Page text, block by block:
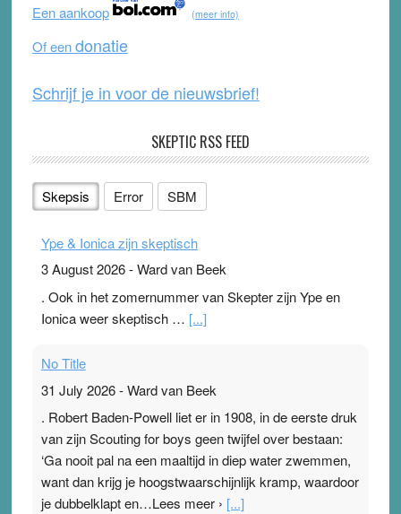
o
k
e
Een aankoop
(meer info)
Of eendonatie
Schrijf je in voor de nieuwsbrief!
SKEPTIC RSS FEED
Skepsis Error SBM
Ype & Ionica zijn skeptisch
3 August 2026-Ward van Beek
. Ook in het zomernummer van Skepter zijn Ype en
Ionica weer skeptisch … [...]
No Title
31 July 2026-Ward van Beek
. Robert Baden-Powell liet er in 1908, in de eerste druk
van zijn Scouting for boys geen twijfel over bestaan:
‘Ga nooit pal na een maaltijd in diep water zwemmen,
want dan krijg je hoogstwaarschijnlijk kramp, waardoor
je dubbelklapt en…Lees meer › [...]